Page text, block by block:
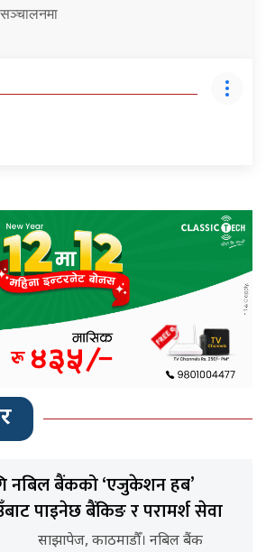
नबिल बैंकको ‘एजुकेशन हब’
पाइनेछ बैंकिङ र परामर्श सेवा
साझापेज, काठमाडौँ। नबिल बैंक